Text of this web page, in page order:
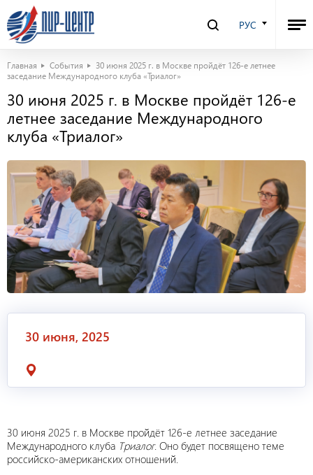
РУС
Главная События
30 июня 2025 г. в Москве пройдёт 126-е летнее
заседание Международного клуба «Триалог»
30 июня 2025 г. в Москве пройдёт 126-е
летнее заседание Международного
клуба «Триалог»
30 июня, 2025
30 июня 2025 г. в Москве пройдёт 126-е летнее заседание
Международного клуба Триалог. Оно будет посвящено теме
российско-американских отношений.